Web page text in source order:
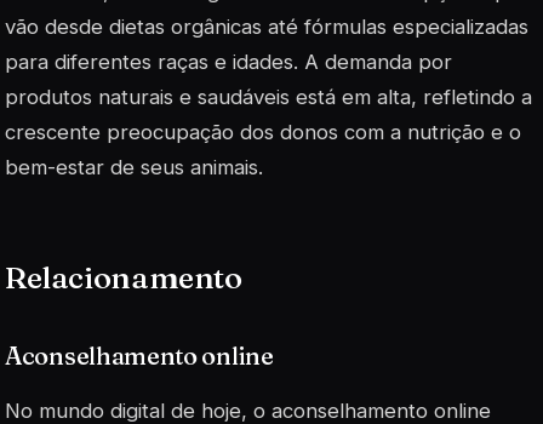
vão desde dietas orgânicas até fórmulas especializadas
para diferentes raças e idades. A demanda por
produtos naturais e saudáveis está em alta, refletindo a
crescente preocupação dos donos com a nutrição e o
bem-estar de seus animais.
Relacionamento
Aconselhamento online
No mundo digital de hoje, o aconselhamento online